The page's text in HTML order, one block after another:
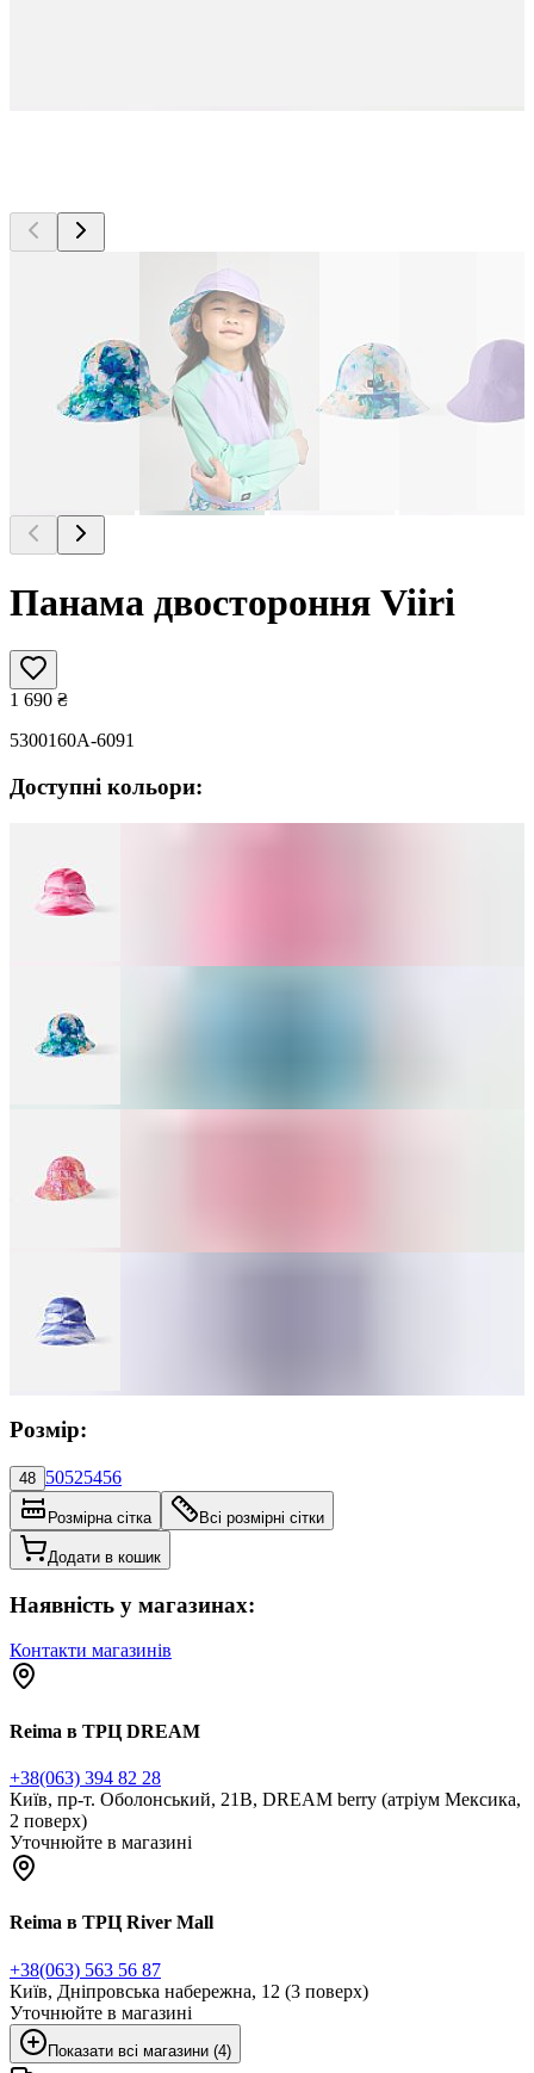
Панама двостороння Viiri
1 690 ₴
5300160A-6091
Доступні кольори:
Розмір:
48 50525456
Розмірна сітка Всі розмірні сітки
Додати в кошик
Наявність у магазинах:
Контакти магазинів
Reima в ТРЦ DREAM
+38(063) 394 82 28
Київ, пр-т. Оболонський, 21В, DREAM berry (атріум Мексика,
2 поверх)
Уточнюйте в магазині
Reima в ТРЦ River Mall
+38(063) 563 56 87
Київ, Дніпровська набережна, 12 (3 поверх)
Уточнюйте в магазині
Показати всі магазини (4)